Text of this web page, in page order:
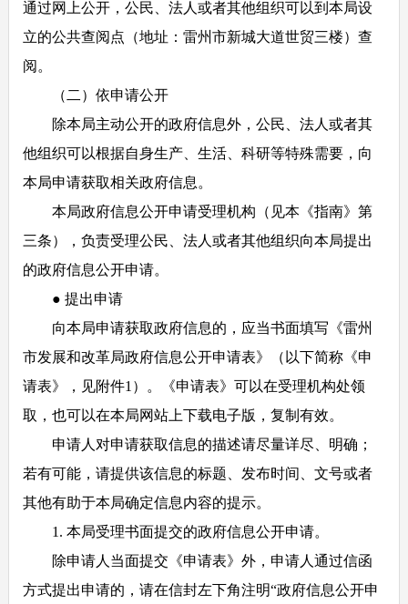
通过网上公开，公民、法人或者其他组织可以到本局设
立的公共查阅点（地址：雷州市新城大道世贸三楼）查
阅。
（二）依申请公开
除本局主动公开的政府信息外，公民、法人或者其
他组织可以根据自身生产、生活、科研等特殊需要，向
本局申请获取相关政府信息。
本局政府信息公开申请受理机构（见本《指南》第
三条），负责受理公民、法人或者其他组织向本局提出
的政府信息公开申请。
● 提出申请
向本局申请获取政府信息的，应当书面填写《雷州
市发展和改革局政府信息公开申请表》（以下简称《申
请表》，见附件1）。《申请表》可以在受理机构处领
取，也可以在本局网站上下载电子版，复制有效。
申请人对申请获取信息的描述请尽量详尽、明确；
若有可能，请提供该信息的标题、发布时间、文号或者
其他有助于本局确定信息内容的提示。
1. 本局受理书面提交的政府信息公开申请。
除申请人当面提交《申请表》外，申请人通过信函
方式提出申请的，请在信封左下角注明“政府信息公开申